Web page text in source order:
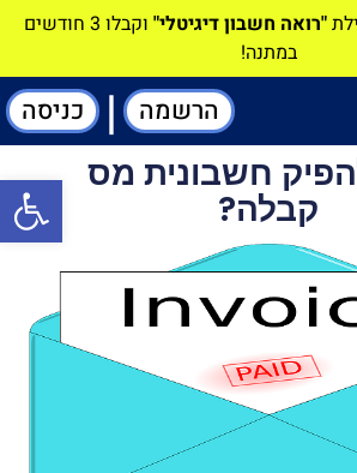
"רואה חשבון דיגיטלי"
וקבלו 3 חודשים
במתנה!
הרשמה | כניסה
חשבונית מס
קבלה? פתח